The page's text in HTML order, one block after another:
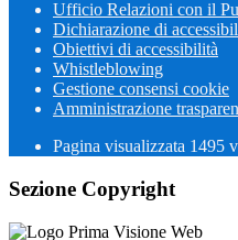
Ufficio Relazioni con il
Dichiarazione di
Obiettivi di accessibilità
Whistleblowing
Gestione consensi cookie
Amministrazione
Pagina visualizzata 1495
Sezione Copyright